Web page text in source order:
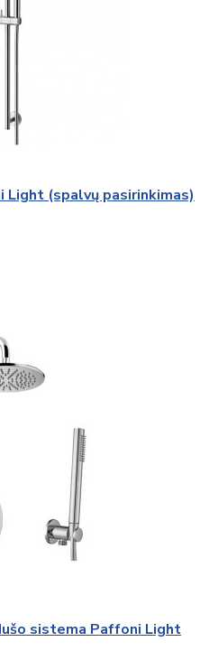
(spalvų pasirinkimas)
sistema Paffoni Light